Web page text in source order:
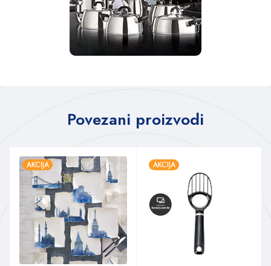
Povezani proizvodi
AKCIJA AKCIJA